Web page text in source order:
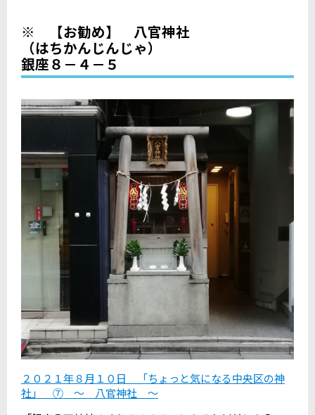
※ 【お勧め】 八官神社
（はちかんじんじゃ）
銀座８－４－５
２０２１年８月１０日 「ちょっと気になる中央区の神
社」 ⑦ ～ 八官神社 ～